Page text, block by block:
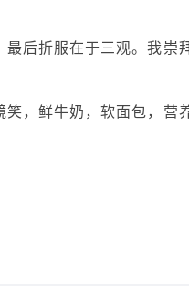
后折服在于三观。我崇
，鲜牛奶，软面包，营